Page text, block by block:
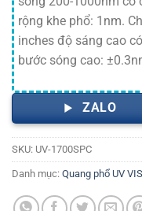
rộng khe phổ: 1nm.
inches độ sáng cao
bước sóng cao:
ZALO
SKU: UV-1700SPC
Danh mục: Quang phổ UV VIS